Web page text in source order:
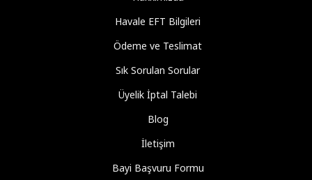
Havale EFT Bilgileri
Ödeme ve Teslimat
Sık Sorulan Sorular
Üyelik İptal Talebi
Blog
İletişim
Bayi Başvuru Formu